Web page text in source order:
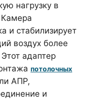
нагрузку в
Камера
и стабилизирует
воздух более
адаптер
потолочных
АПР,
и